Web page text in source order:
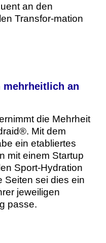
an den
Transfor-mation
an
die Mehrheit
Mit dem
ein etabliertes
mit einem Startup
Sport-Hydration
Seiten sei dies ein
jeweiligen
passe.